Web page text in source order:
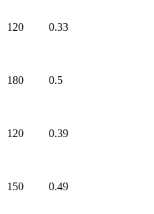
120 0.33
180 0.5
120 0.39
150 0.49